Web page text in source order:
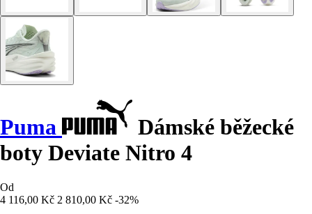
Puma
Dámské běžecké
boty Deviate Nitro 4
Od
4 116,00 Kč 2 810,00 Kč -32%